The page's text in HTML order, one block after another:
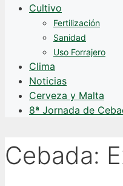
Cultivo
Fertilización
Sanidad
Uso Forrajero
Clima
Noticias
Cerveza y Malta
8ª Jornada de
Cebada: